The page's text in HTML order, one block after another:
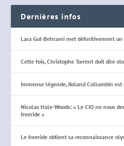
Dernières infos
Lara Gut-Behrami met définitivement un
Cette fois, Christophe Torrent doit dire
Immense légende, Roland Collombin est
Nicolas Hale-Woods: « Le CIO ne nous
freeride »
Le freeride obtient sa reconnaissance